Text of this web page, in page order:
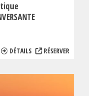
DÉTAILS RÉSERVER